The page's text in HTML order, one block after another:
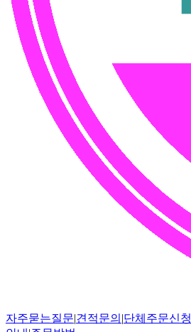
자주묻는질문|견적문의 |단체주문신청